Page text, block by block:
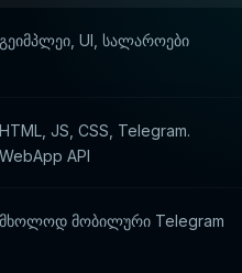
გეიმპლეი, UI, სალაროები
HTML, JS, CSS, Telegram.
WebApp API
მხოლოდ მობილური Telegram